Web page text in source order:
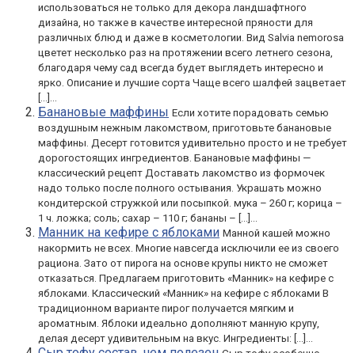
использоваться не только для декора ландшафтного
дизайна, но также в качестве интересной пряности для
различных блюд и даже в косметологии. Вид Salvia nemorosa
цветет несколько раз на протяжении всего летнего сезона,
благодаря чему сад всегда будет выглядеть интересно и
ярко. Описание и лучшие сорта Чаще всего шалфей зацветает
[…]...
Банановые маффины Если хотите порадовать семью
воздушным нежным лакомством, приготовьте банановые
маффины. Десерт готовится удивительно просто и не требует
дорогостоящих ингредиентов. Банановые маффины —
классический рецепт Доставать лакомство из формочек
надо только после полного остывания. Украшать можно
кондитерской стружкой или посыпкой. мука – 260 г; корица –
1 ч. ложка; соль; сахар – 110 г; бананы – […]...
Манник на кефире с яблоками Манной кашей можно
накормить не всех. Многие навсегда исключили ее из своего
рациона. Зато от пирога на основе крупы никто не сможет
отказаться. Предлагаем приготовить «Манник» на кефире с
яблоками. Классический «Манник» на кефире с яблоками В
традиционном варианте пирог получается мягким и
ароматным. Яблоки идеально дополняют манную крупу,
делая десерт удивительным на вкус. Ингредиенты: […]...